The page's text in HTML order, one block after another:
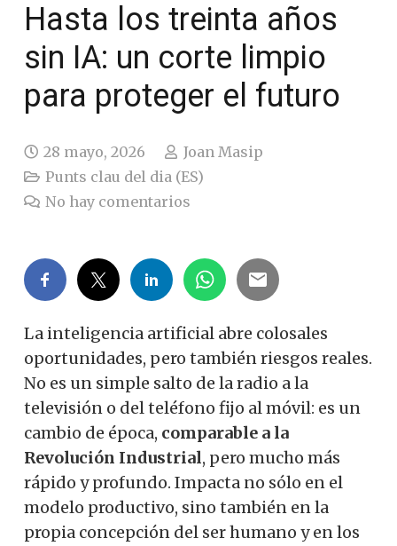
Hasta los treinta años
sin IA: un corte limpio
para proteger el futuro
28 mayo, 2026
Joan Masip
Punts clau del dia (ES)
No hay comentarios
La inteligencia artificial abre colosales
oportunidades, pero también riesgos reales.
No es un simple salto de la radio a la
televisión o del teléfono fijo al móvil: es un
cambio de época, comparable a la
Revolución Industrial, pero mucho más
rápido y profundo. Impacta no sólo en el
modelo productivo, sino también en la
propia concepción del ser humano y en los